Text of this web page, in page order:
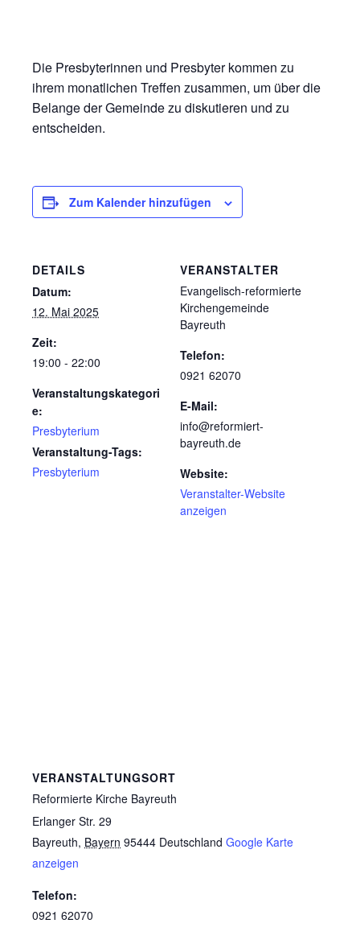
Die Presbyterinnen und Presbyter kommen zu
ihrem monatlichen Treffen zusammen, um über die
Belange der Gemeinde zu diskutieren und zu
entscheiden.
Zum Kalender hinzufügen
DETAILS
Datum:
12. Mai 2025
Zeit:
19:00 - 22:00
Veranstaltungskategori
e:
Presbyterium
Veranstaltung-Tags:
Presbyterium
VERANSTALTER
Evangelisch-reformierte
Kirchengemeinde
Bayreuth
Telefon:
0921 62070
E-Mail:
info@reformiert-
bayreuth.de
Website:
Veranstalter-Website
anzeigen
VERANSTALTUNGSORT
Reformierte Kirche Bayreuth
Erlanger Str. 29
Bayreuth, Bayern 95444 Deutschland Google Karte
anzeigen
Telefon:
0921 62070